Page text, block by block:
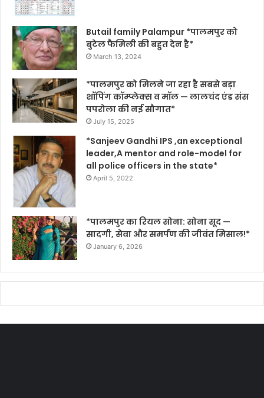
Butail family Palampur *पालमपुर को
बुटेल फैमिली की बहुत देन है*
March 13, 2024
*पालमपुर को मिलने जा रहा है सबसे बड़ा
शॉपिंग कॉम्प्लेक्स व मॉल — लालचंद एंड संस
पपरोला की नई सौगात*
July 15, 2025
*Sanjeev Gandhi IPS ,an exceptional
leader,A mentor and role-model for
all police officers in the state*
April 5, 2022
*पालमपुर का रियल सोना: सोना सूद —
सादगी, सेवा और समर्पण की जीवंत मिसाल!*
January 6, 2026